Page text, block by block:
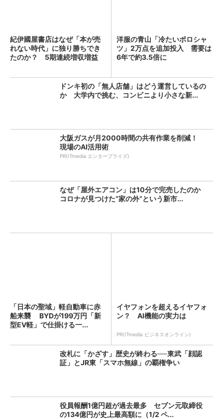
紀伊國屋書店はなぜ「本が売
れない時代」に独り勝ちでき
たのか？ 5期連続増収増益
洋服の青山「冷たいポロシャ
ツ」2万点を追加投入 需要は
6年で約3.5倍に
ドンキ初の「無人店舗」はどう運営しているの
か 大学内で挑む、コンビニより小さな新...
大阪ガスが月2000時間の共有作業を削減！
現場のAI活用術
PR(ITmedia エンタープライズ)
なぜ「屋外エアコン」は10分で完売したのか
コロナが見つけた“家の外”という新市...
「日本の聖域」軽自動車に赤
船来襲 BYDが199万円「新
型EV軽」で仕掛ける一...
イヤフォンを超えるイヤフォ
ン？ AI機能の実力は
PR(ITmedia ビジネスオンライン)
改札に「かざす」歴史が終わる──東武「顔認
証」とJR東「スマホ無線」の覇権争い
役員報酬1億円超が過去最多 セブン元取締役
の134億円が史上最高額に（1/2 ペ...